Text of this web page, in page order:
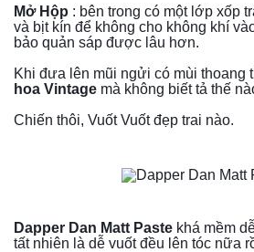
Mở Hộp : bên trong có một lớp xốp
và bịt kín để không cho không khí
bảo quản sáp được lâu hơn.
hoa Vintage mà không biết tả thế
Chiến thôi, Vuốt Vuốt đẹp trai nào.
Dapper Dan Matt Paste khá mềm
tất nhiên là dễ vuốt đều lên tóc nữa